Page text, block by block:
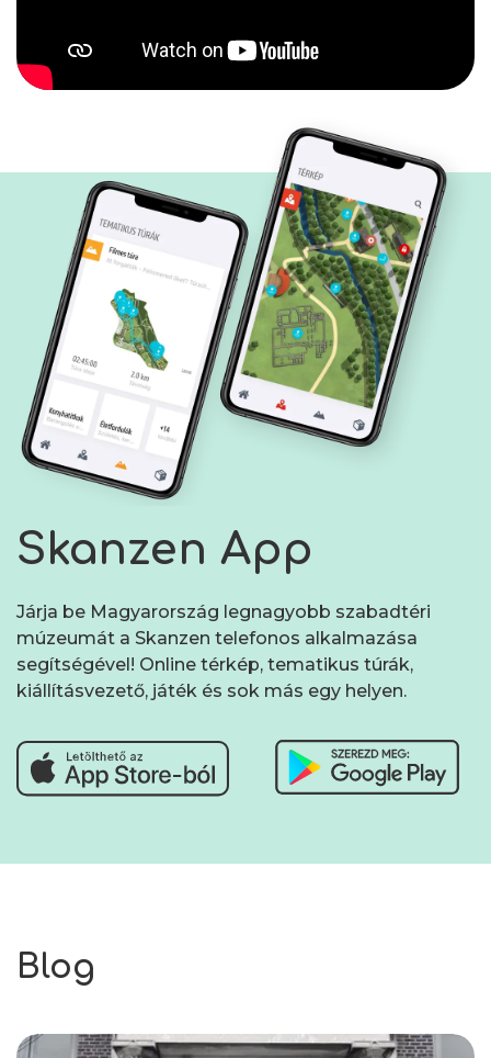
Skanzen App
Járja be Magyarország legnagyobb szabadtéri
múzeumát a Skanzen telefonos alkalmazása
segítségével! Online térkép, tematikus túrák,
kiállításvezető, játék és sok más egy helyen.
Blog